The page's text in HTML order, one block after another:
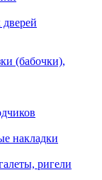
(бабочки),
накладки
ригели